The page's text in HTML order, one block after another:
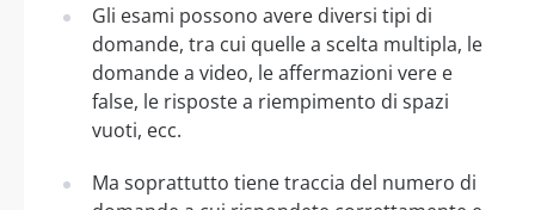
Gli esami possono avere diversi tipi di
domande, tra cui quelle a scelta multipla, le
domande a video, le affermazioni vere e
false, le risposte a riempimento di spazi
vuoti, ecc.
Ma soprattutto tiene traccia del numero di